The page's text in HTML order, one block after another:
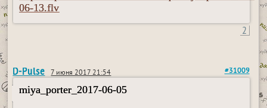
06-13.flv
2
D-Pulse 7 июня 2017 21:54 #31009
miya_porter_2017-06-05